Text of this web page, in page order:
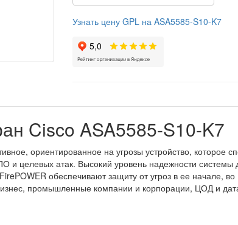
Узнать цену GPL на ASA5585-S10-K7
Cisco ASA5585-S10-K7
ориентированное на угрозы устройство, которое
и целевых атак. Высокий уровень надежности
обеспечивают защиту от угроз в ее начале,
промышленные компании и корпорации, ЦОД и